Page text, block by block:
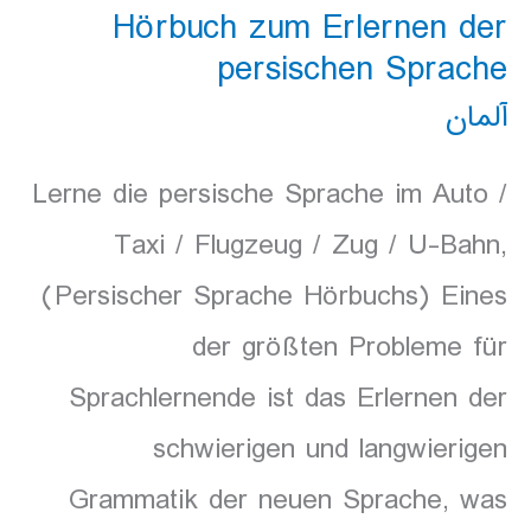
Hörbuch zum Erlernen der
persischen Sprache
آلمان
Lerne die persische Sprache im Auto /
Taxi / Flugzeug / Zug / U-Bahn,
(Persischer Sprache Hörbuchs) Eines
der größten Probleme für
Sprachlernende ist das Erlernen der
schwierigen und langwierigen
Grammatik der neuen Sprache, was